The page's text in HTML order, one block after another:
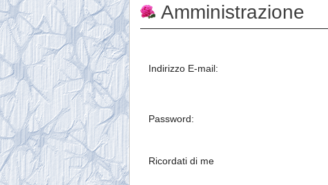
Amministrazione
Indirizzo E-mail:
Password:
Ricordati di me